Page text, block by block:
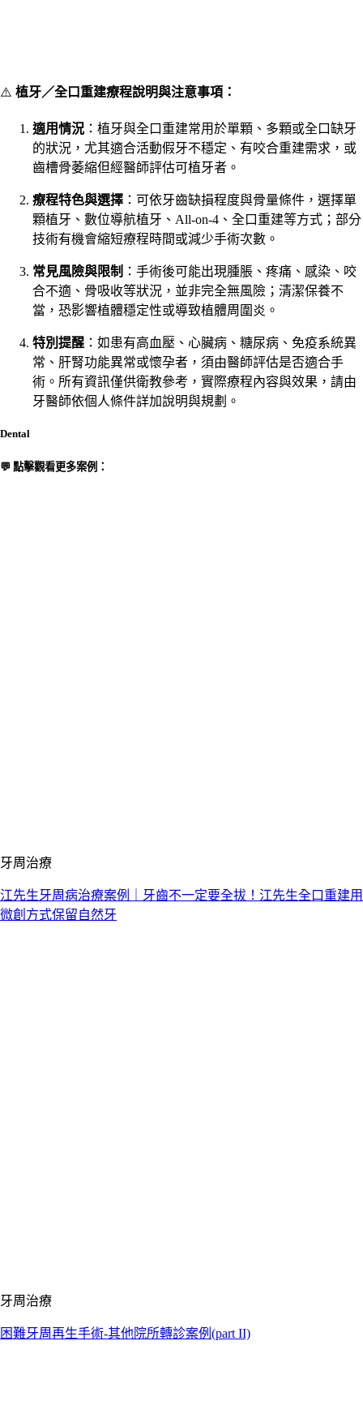
⚠️ 植牙／全口重建療程說明與注意事項：
適用情況 ：植牙與全口重建常用於單顆、多顆或全口缺牙
的狀況，尤其適合活動假牙不穩定、有咬合重建需求，或
齒槽骨萎縮但經醫師評估可植牙者。
療程特色與選擇 ：可依牙齒缺損程度與骨量條件，選擇單
顆植牙、數位導航植牙、All-on-4、全口重建等方式；部分
技術有機會縮短療程時間或減少手術次數。
常見風險與限制 ：手術後可能出現腫脹、疼痛、感染、咬
合不適、骨吸收等狀況，並非完全無風險；清潔保養不
當，恐影響植體穩定性或導致植體周圍炎。
特別提醒 ：如患有高血壓、心臟病、糖尿病、免疫系統異
常、肝腎功能異常或懷孕者，須由醫師評估是否適合手
術。所有資訊僅供衛教參考，實際療程內容與效果，請由
牙醫師依個人條件詳加說明與規劃。
Dental
💬 點擊觀看更多案例：
牙周治療
江先生牙周病治療案例｜牙齒不一定要全拔！江先生全口重建用
微創方式保留自然牙
牙周治療
困難牙周再生手術-其他院所轉診案例(part II)